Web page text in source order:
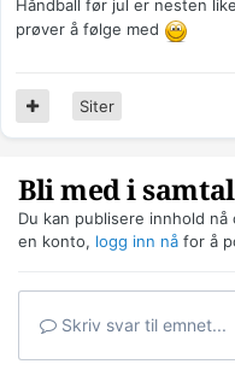
Håndball før jul er nesten
prøver å følge med
Siter
Bli med i
Du kan publisere innhold
en konto, logg inn nå for å
Skriv svar til emnet...